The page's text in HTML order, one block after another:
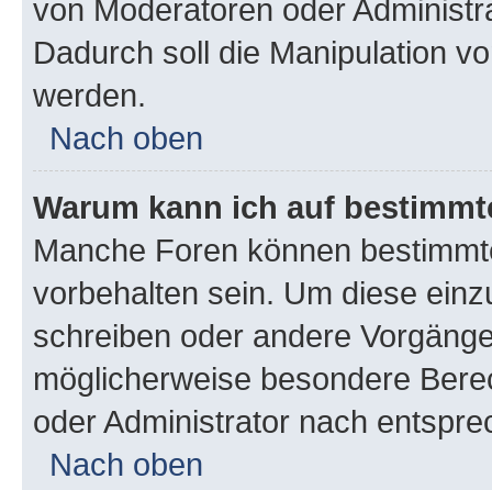
von Moderatoren oder
Dadurch soll die Manipulation
werden.
Nach oben
Warum kann ich auf
Manche Foren können
vorbehalten sein. Um diese
schreiben oder andere
möglicherweise besondere
oder Administrator nach
Nach oben